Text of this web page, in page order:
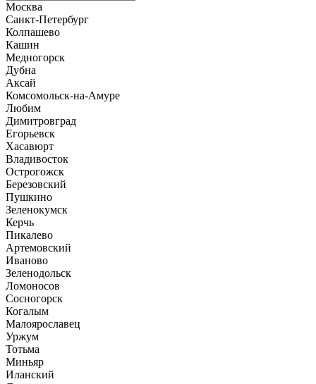
Москва
Санкт-Петербург
Колпашево
Кашин
Медногорск
Дубна
Аксай
Комсомольск-на-Амуре
Любим
Димитровград
Егорьевск
Хасавюрт
Владивосток
Острогожск
Березовский
Пушкино
Зеленокумск
Керчь
Пикалево
Артемовский
Иваново
Зеленодольск
Ломоносов
Сосногорск
Когалым
Малоярославец
Уржум
Тотьма
Миньяр
Иланский